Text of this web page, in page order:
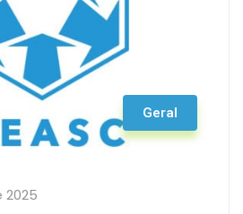
Geral
2025